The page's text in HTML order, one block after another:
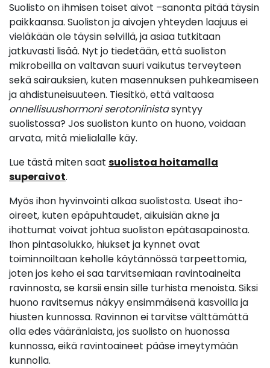
Suolisto on ihmisen toiset aivot –sanonta pitää täysin
paikkaansa. Suoliston ja aivojen yhteyden laajuus ei
vieläkään ole täysin selvillä, ja asiaa tutkitaan
jatkuvasti lisää. Nyt jo tiedetään, että suoliston
mikrobeilla on valtavan suuri vaikutus terveyteen
sekä sairauksien, kuten masennuksen puhkeamiseen
ja ahdistuneisuuteen. Tiesitkö, että valtaosa
onnellisuushormoni serotoniinistasyntyy
suolistossa? Jos suoliston kunto on huono, voidaan
arvata, mitä mielialalle käy.
Lue tästä miten saat suolistoa hoitamalla
superaivot.
Myös ihon hyvinvointi alkaa suolistosta. Useat iho-
oireet, kuten epäpuhtaudet, aikuisiän akne ja
ihottumat voivat johtua suoliston epätasapainosta.
Ihon pintasolukko, hiukset ja kynnet ovat
toiminnoiltaan keholle käytännössä tarpeettomia,
joten jos keho ei saa tarvitsemiaan ravintoaineita
ravinnosta, se karsii ensin sille turhista menoista. Siksi
huono ravitsemus näkyy ensimmäisenä kasvoilla ja
hiusten kunnossa. Ravinnon ei tarvitse välttämättä
olla edes vääränlaista, jos suolisto on huonossa
kunnossa, eikä ravintoaineet pääse imeytymään
kunnolla.